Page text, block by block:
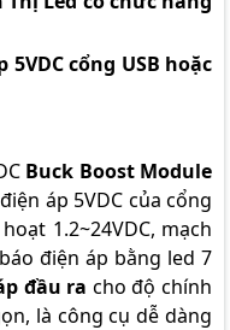
cổng USB hoặc
Buck Boost Module
áp 5VDC của cổng
1.2~24VDC, mạch
điện áp bằng led 7
đầu ra cho độ chính
là công cụ dễ dàng